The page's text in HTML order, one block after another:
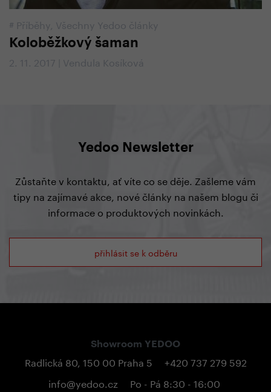
# Příběhy Všechny Yedoo články
Koloběžkový šaman
2. 11. 2017 | Vendula Kosíková
Yedoo Newsletter
Zůstaňte v kontaktu, ať víte co se děje. Zašleme vám
tipy na zajímavé akce, nové články na našem blogu či
informace o produktových novinkách.
přihlásit se k odběru
Showroom YEDOO
Radlická 80, 150 00 Praha 5
+420 737 279 592
info@yedoo.cz
Po - Pá 8:30 - 16:00